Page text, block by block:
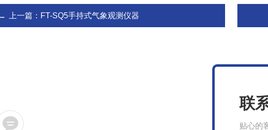
上一篇： FT-SQ5手持式气象观测仪器
联
贴心的